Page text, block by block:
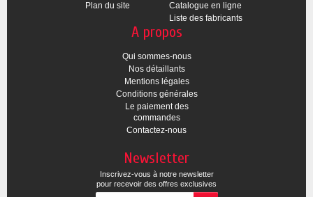
Plan du site
Catalogue en ligne
Liste des fabricants
A propos
Qui sommes-nous
Nos détaillants
Mentions légales
Conditions générales
Le paiement des
commandes
Contactez-nous
Newsletter
Inscrivez-vous à notre newsletter
pour recevoir des offres exclusives